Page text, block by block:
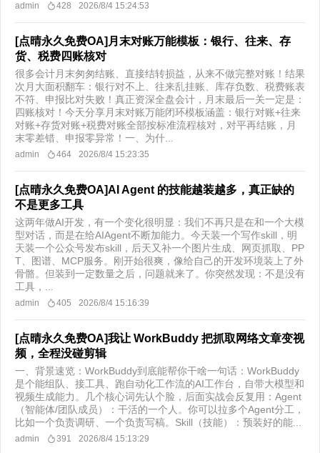
admin 428 2026/8/4 15:24:53
[点晴永久免费OA]月末对账万能模板：银行、往来、存
货、税费四账核对
很多会计月末匆匆结账、直接结转损益，从来不做完整对账！结果
次月大面积翻车：银行对不上、往来乱挂账、库存负数、税费账表
不符、申报比对失败！真正资深全盘会计，月末最后一关一定是：
四账核对！今天分享月末对账万能闭环模板涵盖：银行对账+往来
对账+存货对账+税费对账全部按标准流程核对，对平再结账，月
末零差错、申报零异常！一、为什...
admin 464 2026/8/4 15:23:35
[点晴永久免费OA]AI Agent 的技能越装越多，真正缺的
不是更多工具
这两年做AI开发，有一个变化很明显：我们不再只是在和一个大模
型对话，而是在给AIAgent不断加能力。今天装一个写作skill，明
天装一个公众号发布skill，后天又补一个图片生成、网页抓取、PP
T、图谱、MCP服务。刚开始很爽，像给自己的开发环境装上了外
骨骼。但装到一定数量之后，问题就来了。你突然发现：不是没有
工具，...
admin 405 2026/8/4 15:16:39
[点晴永久免费OA]我让 WorkBuddy 把抓取网络文章变视
频，全程没碰剪辑
一、背景速览：WorkBuddy到底能帮你干啥一句话：WorkBuddy
是个能组队、接工具、跑自动化工作流的AI工作台，自带大模型和
视频生成能力。几个核心词先认个脸，后面实战会反复用：Agent
（智能体/团队成员）：干活的一个人。你可以拉多个Agent分工，
比如一个负责调研、一个负责写稿。Skill（技能）：预装好的能...
admin 391 2026/8/4 15:13:29